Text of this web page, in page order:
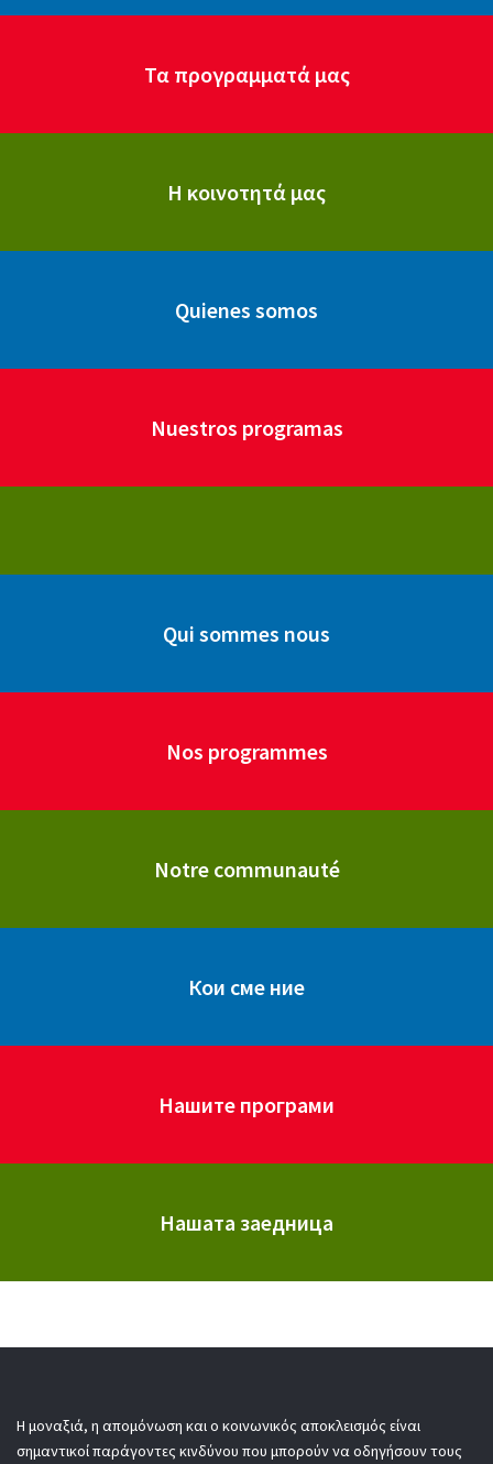
Τα προγραμματά μας
Η κοινοτητά μας
Quienes somos
Nuestros programas
Qui sommes nous
Nos programmes
Notre communauté
Кои сме ние
Нашите програми
Нашата заедница
Η μοναξιά, η απομόνωση και ο κοινωνικός αποκλεισμός είναι
σημαντικοί παράγοντες κινδύνου που μπορούν να οδηγήσουν τους